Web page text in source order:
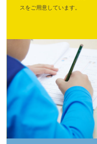
スをご用意しています。